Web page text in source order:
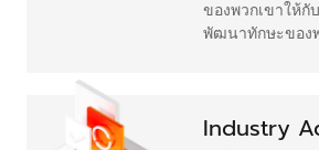
ของพวกเขาให้กั
พัฒนาทักษะของ
Industry